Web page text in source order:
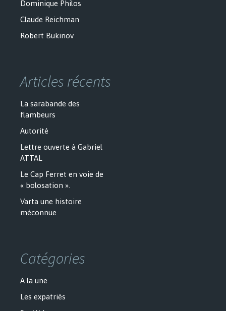
Dominique Philos
Claude Reichman
Robert Bukinov
Articles récents
La sarabande des
flambeurs
Autorité
Lettre ouverte à Gabriel
ATTAL
Le Cap Ferret en voie de
« bolosation ».
Varta une histoire
méconnue
Catégories
A la une
Les expatriés